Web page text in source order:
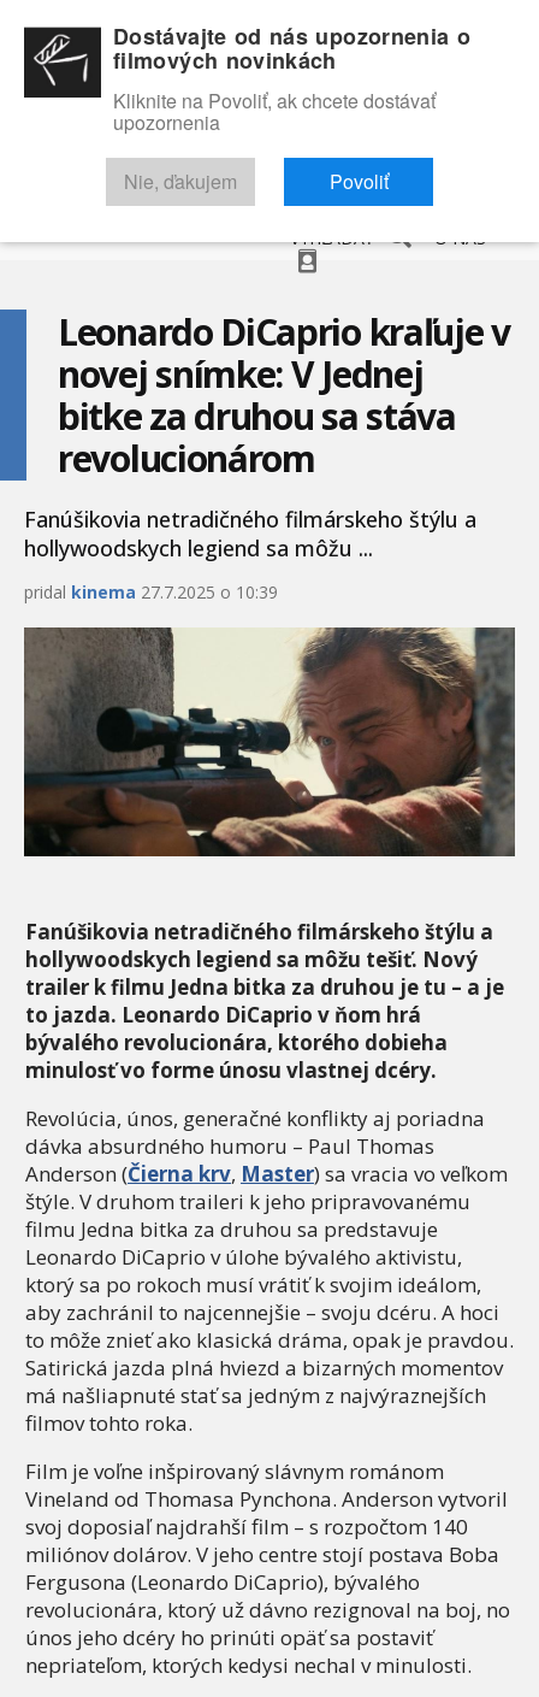
RECENZIE TRAILERY FILMOVÁ DATABÁZA
VYHĽADAŤ O NÁS
Leonardo DiCaprio kraľuje v
novej snímke: V Jednej
bitke za druhou sa stáva
revolucionárom
Fanúšikovia netradičného filmárskeho štýlu a
hollywoodskych legiend sa môžu ...
pridal kinema 27.7.2025 o 10:39
Fanúšikovia netradičného filmárskeho štýlu a
hollywoodskych legiend sa môžu tešiť. Nový
trailer k filmu Jedna bitka za druhou je tu – a je
to jazda. Leonardo DiCaprio v ňom hrá
bývalého revolucionára, ktorého dobieha
minulosť vo forme únosu vlastnej dcéry.
Revolúcia, únos, generačné konflikty aj poriadna
dávka absurdného humoru – Paul Thomas
Anderson (Čierna krv, Master) sa vracia vo veľkom
štýle. V druhom traileri k jeho pripravovanému
filmu Jedna bitka za druhou sa predstavuje
Leonardo DiCaprio v úlohe bývalého aktivistu,
ktorý sa po rokoch musí vrátiť k svojim ideálom,
aby zachránil to najcennejšie – svoju dcéru. A hoci
to môže znieť ako klasická dráma, opak je pravdou.
Satirická jazda plná hviezd a bizarných momentov
má našliapnuté stať sa jedným z najvýraznejších
filmov tohto roka.
Film je voľne inšpirovaný slávnym románom
Vineland od Thomasa Pynchona. Anderson vytvoril
svoj doposiaľ najdrahší film – s rozpočtom 140
miliónov dolárov. V jeho centre stojí postava Boba
Fergusona (Leonardo DiCaprio), bývalého
revolucionára, ktorý už dávno rezignoval na boj, no
únos jeho dcéry ho prinúti opäť sa postaviť
nepriateľom, ktorých kedysi nechal v minulosti.
Dostávajte od nás upozornenia o
filmových novinkách
Kliknite na Povoliť, ak chcete dostávať
upozornenia
Nie, ďakujem Povoliť